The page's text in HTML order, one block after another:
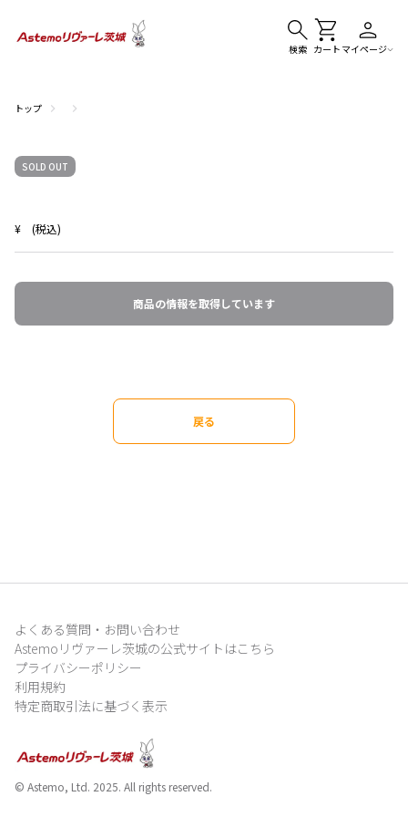
検索 カート マイページ
トップ
SOLD OUT
¥ (税込)
商品の情報を取得しています
戻る
よくある質問・お問い合わせ
Astemoリヴァーレ茨城の公式サイトはこちら
プライバシーポリシー
利用規約
特定商取引法に基づく表示
© Astemo, Ltd. 2025. All rights reserved.